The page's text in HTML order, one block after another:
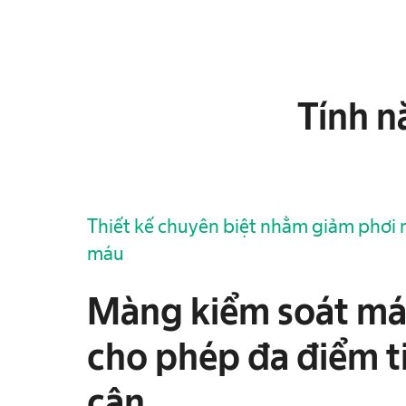
Tính
Thiết kế chuyên biệt nhằm giảm phơi
máu
Màng kiểm soát
cho phép đa điểm